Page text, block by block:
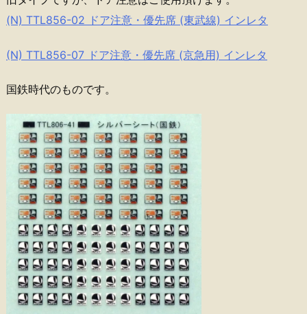
(N) TTL856-02 ドア注意・優先席 (東武線) インレタ
(N) TTL856-07 ドア注意・優先席 (京急用) インレタ
国鉄時代のものです。